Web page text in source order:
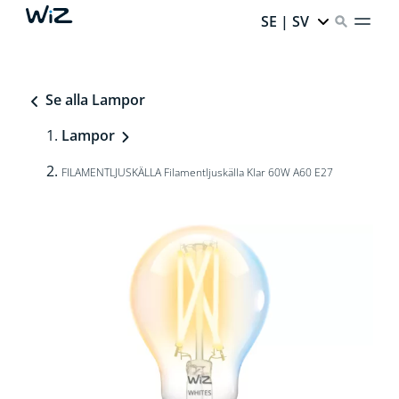
SE | SV
Se alla Lampor
Lampor
FILAMENTLJUSKÄLLA Filamentljuskälla Klar 60W A60 E27